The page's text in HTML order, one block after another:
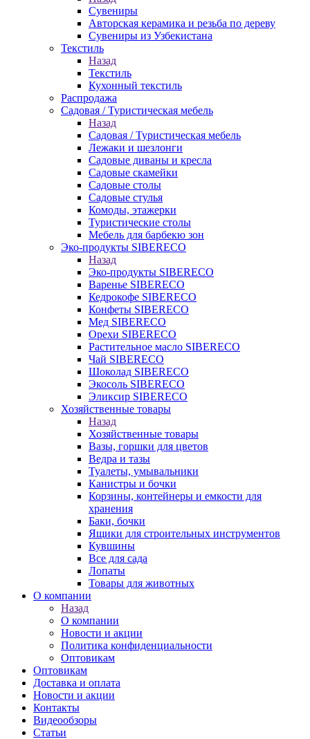
Сувениры
Авторская керамика и резьба по дереву
Сувениры из Узбекистана
Текстиль
Назад
Текстиль
Кухонный текстиль
Распродажа
Садовая / Туристическая мебель
Назад
Садовая / Туристическая мебель
Лежаки и шезлонги
Садовые диваны и кресла
Садовые скамейки
Садовые столы
Садовые стулья
Комоды, этажерки
Туристические столы
Мебель для барбекю зон
Эко-продукты SIBERECO
Назад
Эко-продукты SIBERECO
Варенье SIBERECO
Кедрокофе SIBERECO
Конфеты SIBERECO
Мед SIBERECO
Орехи SIBERECO
Растительное масло SIBERECO
Чай SIBERECO
Шоколад SIBERECO
Экосоль SIBERECO
Эликсир SIBERECO
Хозяйственные товары
Назад
Хозяйственные товары
Вазы, горшки для цветов
Ведра и тазы
Туалеты, умывальники
Канистры и бочки
Корзины, контейнеры и емкости для
хранения
Баки, бочки
Ящики для строительных инструментов
Кувшины
Все для сада
Лопаты
Товары для животных
О компании
Назад
О компании
Новости и акции
Политика конфиденциальности
Оптовикам
Оптовикам
Доставка и оплата
Новости и акции
Контакты
Видеообзоры
Статьи